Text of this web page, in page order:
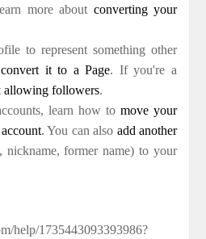
more about converting your
to represent something other
convert it to a Page. If you're a
allowing followers.
learn how tomove your
. You can also add another
nickname, former name) to your
help/1735443093393986?